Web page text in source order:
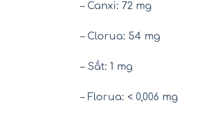
– Canxi: 72 mg
– Clorua: 54 mg
– Sắt: 1 mg
– Florua: < 0,006 mg